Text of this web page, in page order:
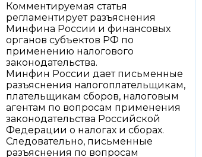
Комментируемая статья
регламентирует разъяснения
Минфина России и финансовых
органов субъектов РФ по
применению налогового
законодательства.
Минфин России дает письменные
разъяснения налогоплательщикам,
плательщикам сборов, налоговым
агентам по вопросам применения
законодательства Российской
Федерации о налогах и сборах.
Следовательно, письменные
разъяснения по вопросам